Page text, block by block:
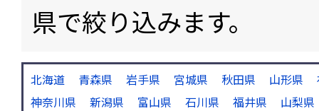
県で絞り込みます。
北海道 青森県 岩手県 宮城県 秋田県 山形県
神奈川県
新潟県 富山県 石川県 福井県
山梨県